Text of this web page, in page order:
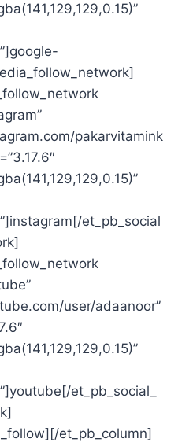
pakarvitamink
et_pb_social
user/adaanoor”
et_pb_social_
et_pb_column]